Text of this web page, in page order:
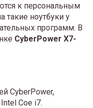
к персональным
такие ноутбуки у
программ. В
CyberPower X7-
CyberPower,
Coe i7.